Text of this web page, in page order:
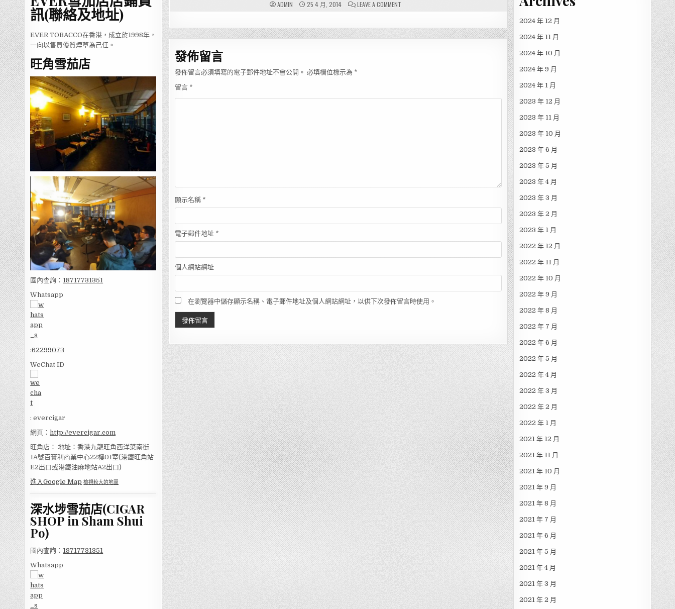
訊(聯絡及地址)
EVER TOBACCO在香港，成立於1998年，
一向以售買優質煙草為己任。
旺角雪茄店
國內查詢： 18717731351
Whatsapp
:62299073
WeChat ID
: evercigar
網頁：http://evercigar.com
旺角店： 地址：香港九龍旺角西洋菜南街
1A號百寶利商業中心22樓01室(港鐵旺角站
E2出口或港鐵油麻地站A2出口)
進入Google Map 檢視較大的地圖
深水埗雪茄店(CIGAR
SHOP in Sham Shui
Po)
國內查詢： 18717731351
Whatsapp
ADMIN 25 4 月, 2014 LEAVE A COMMENT
雪
件
發佈留言
發佈留言必須填寫的電子郵件地址不會公開。 必填欄位標示為 *
留言 *
顯示名稱 *
電子郵件地址 *
個人網站網址
在瀏覽器中儲存顯示名稱、電子郵件地址及個人網站網址，以供下次發佈留言時使用。
2024 年 12 月
2024 年 11 月
2024 年 10 月
2024 年 9 月
2024 年 1 月
2023 年 12 月
2023 年 11 月
2023 年 10 月
2023 年 6 月
2023 年 5 月
2023 年 4 月
2023 年 3 月
2023 年 2 月
2023 年 1 月
2022 年 12 月
2022 年 11 月
2022 年 10 月
2022 年 9 月
2022 年 8 月
2022 年 7 月
2022 年 6 月
2022 年 5 月
2022 年 4 月
2022 年 3 月
2022 年 2 月
2022 年 1 月
2021 年 12 月
2021 年 11 月
2021 年 10 月
2021 年 9 月
2021 年 8 月
2021 年 7 月
2021 年 6 月
2021 年 5 月
2021 年 4 月
2021 年 3 月
2021 年 2 月